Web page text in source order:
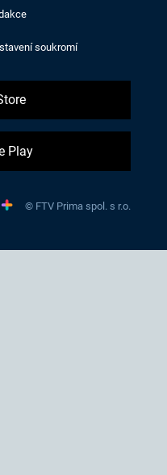
soukromí
Play
© FTV Prima spol. s r.o.